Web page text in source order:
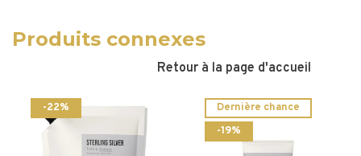
Produits connexes
Retour à la page d'accueil
-22%
-19%
Dernière chance